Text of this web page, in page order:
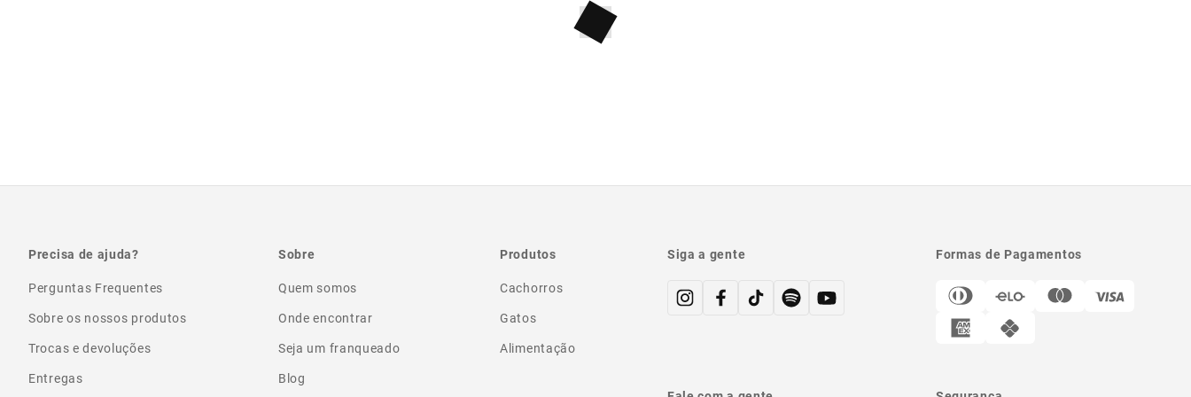
Precisa de ajuda?
Perguntas Frequentes
Sobre os nossos produtos
Trocas e devoluções
Entregas
Sobre
Quem somos
Onde encontrar
Seja um franqueado
Blog
Produtos
Cachorros
Gatos
Alimentação
Siga a gente Formas de Pagamentos